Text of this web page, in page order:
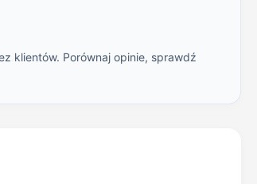
klientów. Porównaj opinie, sprawdź